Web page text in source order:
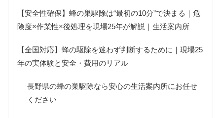
【安全性確保】蜂の巣駆除は“最初の10分”で決まる｜危
険度×作業性×後処理を現場25年が解説｜生活案内所
【全国対応】蜂の駆除を迷わず判断するために｜現場25
年の実体験と安全・費用のリアル
長野県の蜂の巣駆除なら安心の生活案内所にお任せ
ください